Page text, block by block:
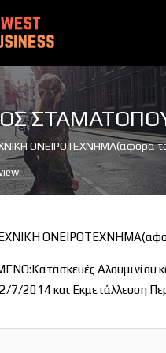
ΟΝΕΙΡΟΤΕΧΝΗΜΑ(αφορα
Αλουμινίου
7/2014 και Εκμετάλλευση